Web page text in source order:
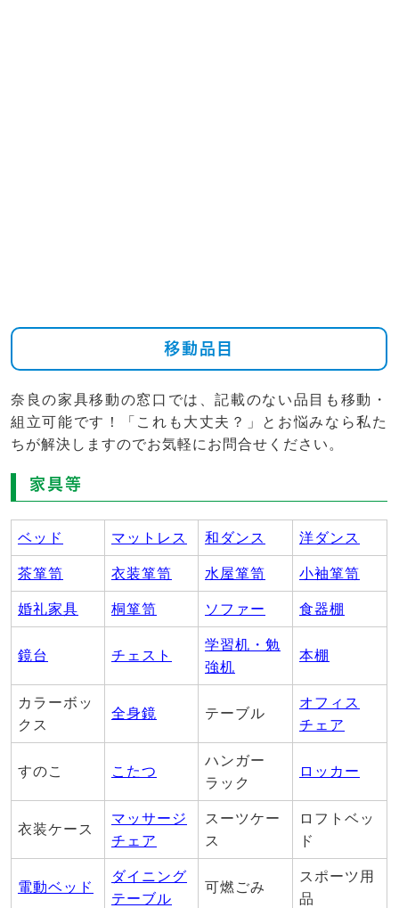
移動品目
奈良の家具移動の窓口では、記載のない品目も移動・
組立可能です！「これも大丈夫？」とお悩みなら私た
ちが解決しますのでお気軽にお問合せください。
家具等
ベッド マットレス 和ダンス 洋ダンス
茶箪笥 衣装箪笥 水屋箪笥 小袖箪笥
婚礼家具 桐箪笥 ソファー 食器棚
鏡台 チェスト
学習机・勉
強机
本棚
カラーボッ
クス
全身鏡 テーブル
オフィス
チェア
すのこ こたつ
ハンガー
ラック
ロッカー
衣装ケース
マッサージ
チェア
スーツケー
ス
ロフトベッ
ド
電動ベッド
ダイニング
テーブル
可燃ごみ
スポーツ用
品